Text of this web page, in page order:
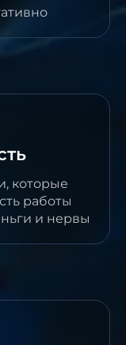
которые
работы
и нервы